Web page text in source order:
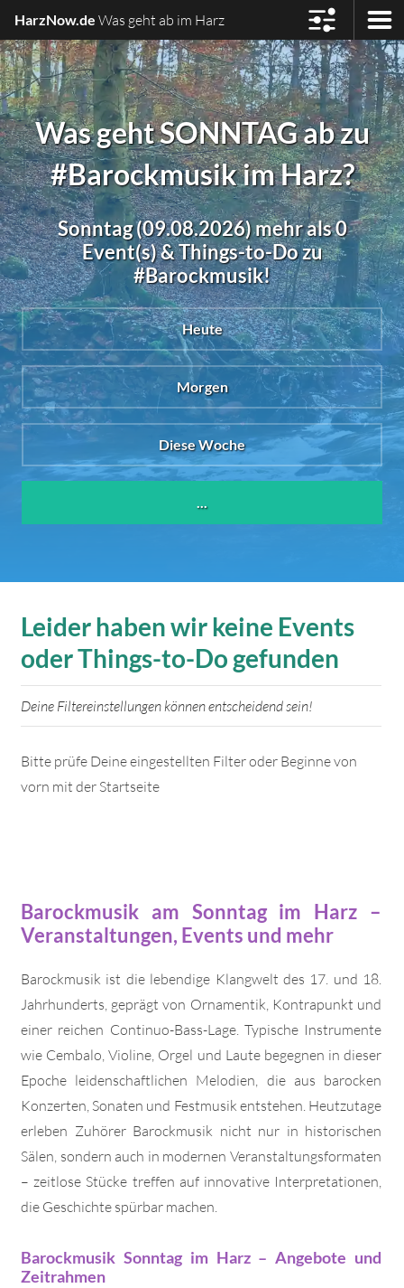
HarzNow.de Was geht ab im Harz
Was geht SONNTAG ab zu
#Barockmusik im Harz?
Sonntag (09.08.2026) mehr als 0
Event(s) & Things-to-Do zu
#Barockmusik!
Heute
Morgen
Diese Woche
Leider haben wir keine Events
oder Things-to-Do gefunden
Deine Filtereinstellungen können entscheidend sein!
Bitte prüfe Deine eingestellten Filter oder Beginne von
vorn mit der Startseite
Barockmusik am Sonntag im Harz –
Veranstaltungen, Events und mehr
Barockmusik ist die lebendige Klangwelt des 17. und 18.
Jahrhunderts, geprägt von Ornamentik, Kontrapunkt und
einer reichen Continuo-Bass-Lage. Typische Instrumente
wie Cembalo, Violine, Orgel und Laute begegnen in dieser
Epoche leidenschaftlichen Melodien, die aus barocken
Konzerten, Sonaten und Festmusik entstehen. Heutzutage
erleben Zuhörer Barockmusik nicht nur in historischen
Sälen, sondern auch in modernen Veranstaltungsformaten
– zeitlose Stücke treffen auf innovative Interpretationen,
die Geschichte spürbar machen.
Barockmusik Sonntag im Harz – Angebote und
Zeitrahmen